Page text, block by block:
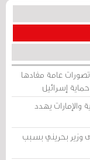
تصورات عامة مفادها
إسرائيل
والإمارات يهدد
وزير بحريني بسبب